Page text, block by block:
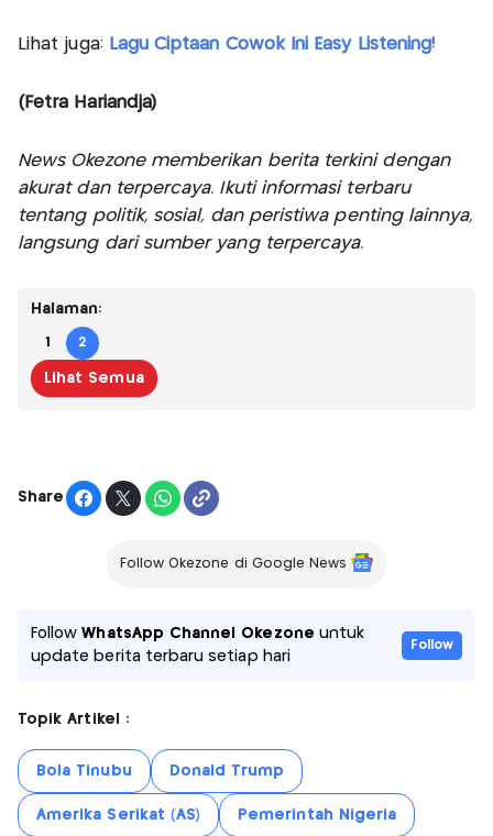
Lihat juga: Lagu Ciptaan Cowok Ini Easy Listening!
(Fetra Hariandja)
News Okezone memberikan berita terkini dengan
akurat dan terpercaya. Ikuti informasi terbaru
tentang politik, sosial, dan peristiwa penting lainnya,
langsung dari sumber yang terpercaya.
Halaman:
1 2
Lihat Semua
Share
Follow Okezone di Google News
FollowWhatsApp Channel Okezone untuk
update berita terbaru setiap hari
Follow
Topik Artikel :
Bola Tinubu Donald Trump
Amerika Serikat (AS) Pemerintah Nigeria